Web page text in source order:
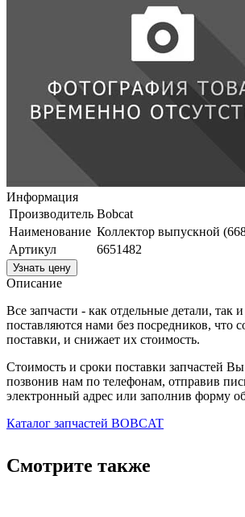
Информация
Производитель Bobcat
Наименование Коллектор выпускной
Артикул
6651482
Узнать цену
Описание
Все запчасти - как отдельные детали, так
поставляются нами без посредников, что
поставки, и снижает их стоимость.
Стоимость и сроки поставки запчастей
позвонив нам по телефонам, отправив
электронный адрес или заполнив форму
Каталог запчастей BOBCAT
Смотрите также